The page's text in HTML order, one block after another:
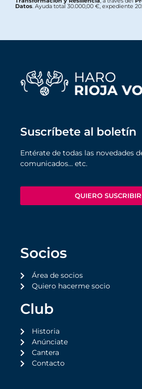
Datos . Ayuda total 30.000,00 €, expediente
Suscríbete al boletín
Entérate de todas las novedades
comunicados… etc.
QUIERO
Socios
Área de socios
Quiero hacerme socio
Club
Historia
Anúnciate
Cantera
Contacto